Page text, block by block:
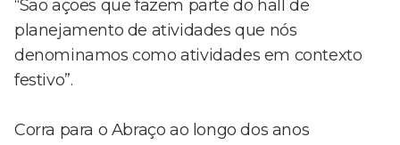
“São ações que fazem parte do hall de
planejamento de atividades que nós
denominamos como atividades em contexto
festivo”.
Corra para o Abraço ao longo dos anos